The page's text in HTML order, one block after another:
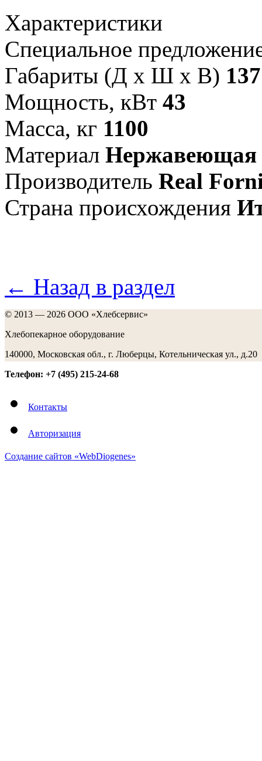
Характеристики
Специальное
Габариты (Д х Ш х В)
Мощность, кВт 43
Масса, кг 1100
Материал Нержавеющая
Производитель Real
Страна происхождения
← Назад в раздел
© 2013 — 2026 ООО «Хлебсервис»
Хлебопекарное оборудование
140000, Московская обл., г. Люберцы, Котельническая ул., д.20
Телефон: +7 (495) 215-24-68
Контакты
Авторизация
Создание сайтов «WebDiogenes»